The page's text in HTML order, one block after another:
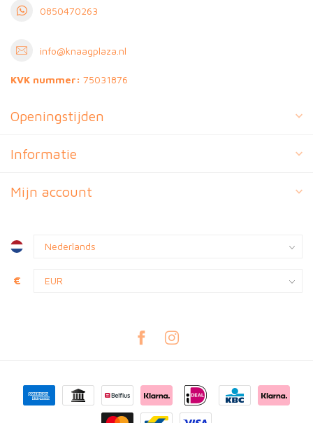
0850470263
info@knaagplaza.nl
KVK nummer: 75031876
Openingstijden
Informatie
Mijn account
€